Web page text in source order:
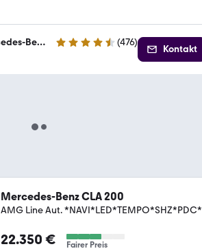
Jürgens GmbH Autorisierter Mercedes-Benz Verkauf und Service 4.5 Sterne (476)
Kontakt
Mercedes-Benz CLA 200
AMG Line Aut. *NAVI*LED*TEMPO*SHZ*PDC*
22.350 € Fairer Preis